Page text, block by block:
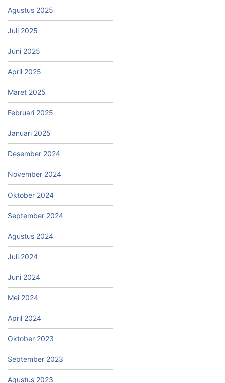
Agustus 2025
Juli 2025
Juni 2025
April 2025
Maret 2025
Februari 2025
Januari 2025
Desember 2024
November 2024
Oktober 2024
September 2024
Agustus 2024
Juli 2024
Juni 2024
Mei 2024
April 2024
Oktober 2023
September 2023
Agustus 2023